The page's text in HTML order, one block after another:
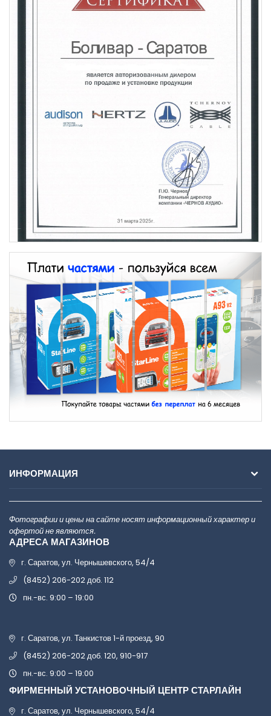
ИНФОРМАЦИЯ
Фотографии и цены на сайте носят информационный характер и
офертой не являются.
АДРЕСА МАГАЗИНОВ
г. Саратов, ул. Чернышевского, 54/4
(8452) 206-202 доб. 112
пн.-вс. 9:00 – 19:00
г. Саратов, ул. Танкистов 1-й проезд, 90
(8452) 206-202 доб. 120, 910-917
пн.-вс. 9:00 – 19:00
ФИРМЕННЫЙ УСТАНОВОЧНЫЙ ЦЕНТР СТАРЛАЙН
г. Саратов, ул. Чернышевского, 54/4